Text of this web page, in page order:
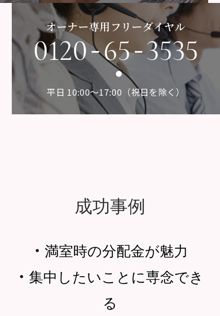
オーナー専用フリーダイヤル
0120-65-3535
平日 10:00〜17:00（祝日を除く）
成功事例
・ 満室時の分配金が魅力
・ 集中したいことに専念でき
る